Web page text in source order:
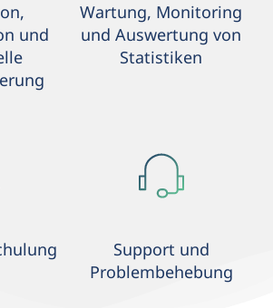
und
Wartung, Monitoring
und Auswertung von
Statistiken
Support und
Problembehebung